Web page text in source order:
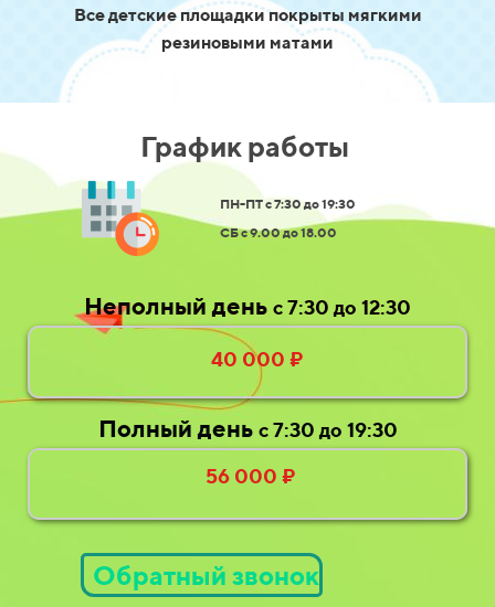
Все детские площадки покрыты мягкими
резиновыми матами
График работы
ПН-ПТ с 7:30 до 19:30
CБ с 9.00 до 18.00
Неполный день с 7:30 до 12:30
40 000 ₽
Полный день с 7:30 до 19:30
56 000 ₽
Обратный звонок